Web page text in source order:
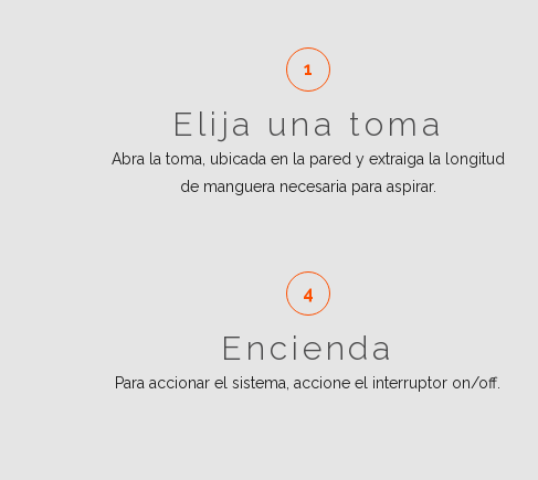
Elija una toma
Abra la toma, ubicada en la pared y extraiga la longitud
de manguera necesaria para aspirar.
Encienda
Para accionar el sistema, accione el interruptor on/off.